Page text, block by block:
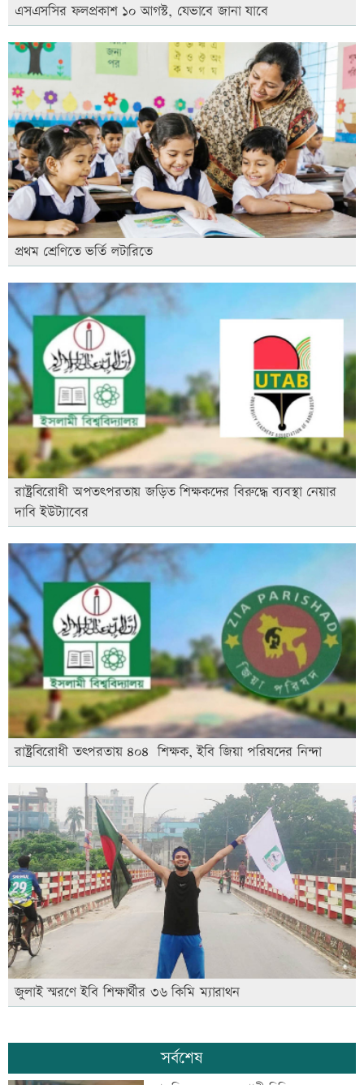
এসএসসির ফলপ্রকাশ ১০ আগস্ট, যেভাবে জানা যাবে
প্রথম শ্রেণিতে ভর্তি লটারিতে
রাষ্ট্রবিরোধী অপতৎপরতায় জড়িত শিক্ষকদের বিরুদ্ধে ব্যবস্থা নেয়ার
দাবি ইউট্যাবের
রাষ্ট্রবিরোধী তৎপরতায় ৪০৪ শিক্ষক, ইবি জিয়া পরিষদের নিন্দা
জুলাই স্মরণে ইবি শিক্ষার্থীর ৩৬ কিমি ম্যারাথন
সর্বশেষ